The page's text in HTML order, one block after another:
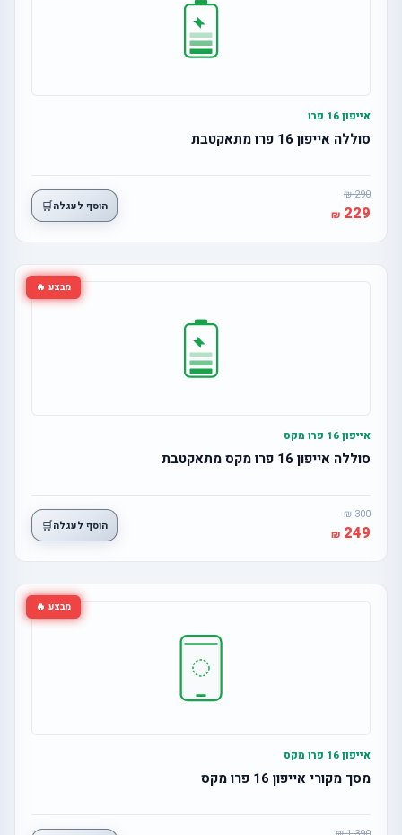
אייפון 16 פרו
סוללה אייפון 16 פרו מתאקטבת
290
229 הוסף לעגלה🛒
מבצע 🔥
אייפון 16 פרו מקס
סוללה אייפון 16 פרו מקס מתאקטבת
300
249 הוסף לעגלה🛒
מבצע 🔥
אייפון 16 פרו מקס
מסך מקורי אייפון 16 פרו מקס